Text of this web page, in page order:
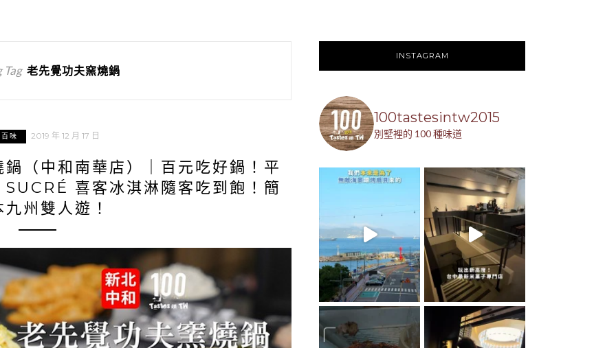
Tag 老先覺功夫窯燒鍋
味 2019 年 12 月 17 日
鍋（中和南華店）｜百元吃好鍋！平
喜客冰淇淋隨客吃到飽！簡
州雙人遊！
INSTAGRAM
100tastesintw2015
別墅裡的 100 種味道